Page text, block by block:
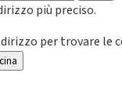
più preciso.
per trovare le